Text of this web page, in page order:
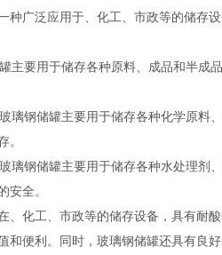
种广泛应用于、化工、市政等的储存
主要用于储存各种原料、成品和半成
璃钢储罐主要用于储存各种化学原料
。
璃钢储罐主要用于储存各种水处理剂
安全。
、化工、市政等的储存设备，具有耐
和便利。同时，玻璃钢储罐还具有良